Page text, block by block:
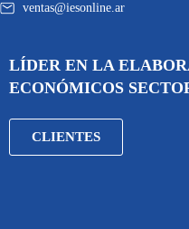
ventas@iesonline.ar
LÍDER EN LA
ECONÓMICOS
CLIENTES